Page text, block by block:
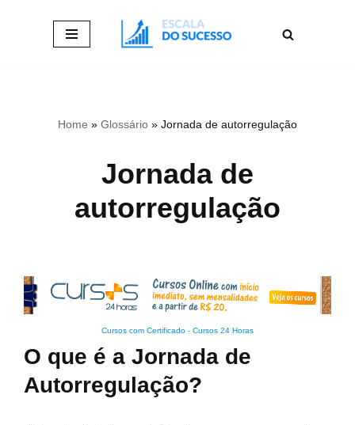
Home » Glossário » Jornada de autorregulação
Jornada de
autorregulação
Cursos com Certificado - Cursos 24 Horas
O que é a Jornada de
Autorregulação?